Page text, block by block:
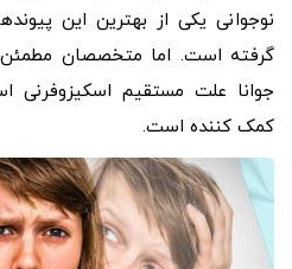
نوجوانی یکی از بهترین این
گرفته است. اما متخصصان
جوانا علت مستقیم
کمک کننده است.